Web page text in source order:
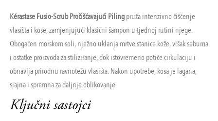
Kérastase Fusio-Scrub Pročišćavajući Pilingpruža intenzivno čišćenje
vlasišta i kose, zamjenjujući klasični šampon u tjednoj rutini njege.
Obogaćen morskom soli, nježno uklanja mrtve stanice kože, višak sebuma
i ostatke proizvoda za stiliziranje, dok istovremeno potiče cirkulaciju i
obnavlja prirodnu ravnotežu vlasišta. Nakon upotrebe, kosa je lagana,
sjajna i spremna za daljnje oblikovanje.
Ključni sastojci